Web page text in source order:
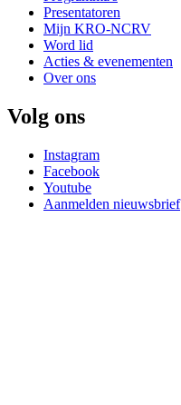
Presentatoren
Mijn KRO-NCRV
Word lid
Acties & evenementen
Over ons
Volg ons
Instagram
Facebook
Youtube
Aanmelden nieuwsbrief